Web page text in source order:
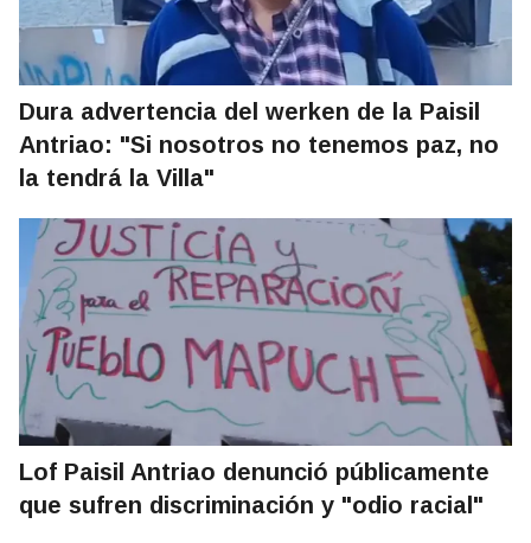
Dura advertencia del werken de la Paisil
Antriao: "Si nosotros no tenemos paz, no
la tendrá la Villa"
Lof Paisil Antriao denunció públicamente
que sufren discriminación y "odio racial"